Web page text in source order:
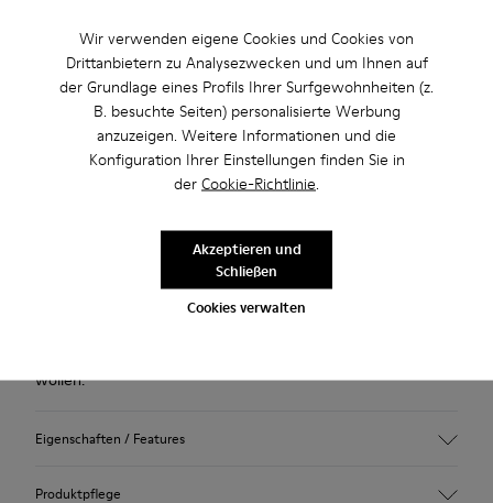
Wir verwenden eigene Cookies und Cookies von
Drittanbietern zu Analysezwecken und um Ihnen auf
der Grundlage eines Profils Ihrer Surfgewohnheiten (z.
B. besuchte Seiten) personalisierte Werbung
anzuzeigen. Weitere Informationen und die
Konfiguration Ihrer Einstellungen finden Sie in
der Cookie-Richtlinie.
Cookies verwalten
Akzeptieren und
Schließen
Nutzen Sie den kostenlosen Standardversand und die
kostenlose Lieferung in die Stores bei Einkäufen über 45€.
Beschreibung
Gelb-bunter Damenhausschuh aus recycelter Wolle mit EVA-
Der vom japanischen Minimalismus inspirierte Hausschuh
Wabi ist besonders umweltfreundlich, denn er wird in einem
wollen.
Eigenschaften / Features
Produktpflege